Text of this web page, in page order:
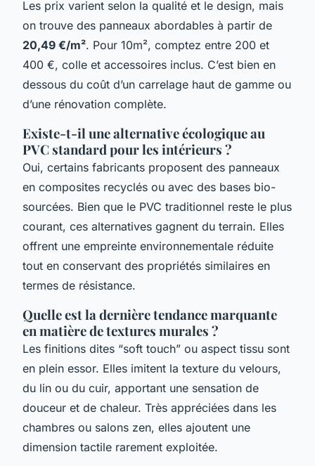
Les prix varient selon la qualité et le design, mais
on trouve des panneaux abordables à partir de
20,49 €/m². Pour 10m², comptez entre 200 et
400 €, colle et accessoires inclus. C’est bien en
dessous du coût d’un carrelage haut de gamme ou
d’une rénovation complète.
Existe-t-il une alternative écologique au
PVC standard pour les intérieurs ?
Oui, certains fabricants proposent des panneaux
en composites recyclés ou avec des bases bio-
sourcées. Bien que le PVC traditionnel reste le plus
courant, ces alternatives gagnent du terrain. Elles
offrent une empreinte environnementale réduite
tout en conservant des propriétés similaires en
termes de résistance.
Quelle est la dernière tendance marquante
en matière de textures murales ?
Les finitions dites “soft touch” ou aspect tissu sont
en plein essor. Elles imitent la texture du velours,
du lin ou du cuir, apportant une sensation de
douceur et de chaleur. Très appréciées dans les
chambres ou salons zen, elles ajoutent une
dimension tactile rarement exploitée.